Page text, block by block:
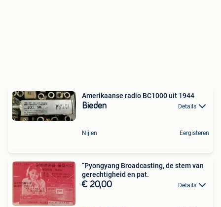
Amerikaanse radio BC1000 uit 1944
Bieden Details
Nijlen Eergisteren
“Pyongyang Broadcasting, de stem van
gerechtigheid en pat.
€ 20,00 Details